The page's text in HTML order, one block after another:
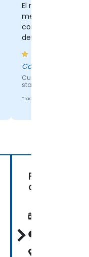
El ritmo fue
mezcla
conocimientos,
demostraciones y
práctico. Filip fue
y proporcionó la
necesaria para
curso. Fue
individual, con
personalizados.
Curso - BPMN, DMN,
standards for
Traducción Automática
de BPMN 2